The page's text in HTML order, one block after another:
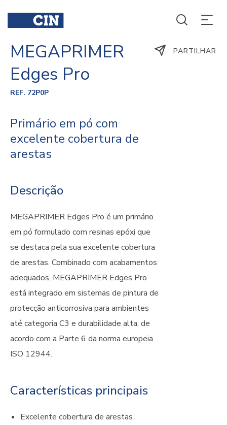
MEGAPRIMER
Edges Pro
REF. 72P0P
Primário em pó com
excelente cobertura de
arestas
Descrição
MEGAPRIMER Edges Pro é um primário
em pó formulado com resinas epóxi que
se destaca pela sua excelente cobertura
de arestas. Combinado com acabamentos
adequados, MEGAPRIMER Edges Pro
está integrado em sistemas de pintura de
protecção anticorrosiva para ambientes
até categoria C3 e durabilidade alta, de
acordo com a Parte 6 da norma europeia
ISO 12944.
Características principais
Excelente cobertura de arestas
PARTILHAR